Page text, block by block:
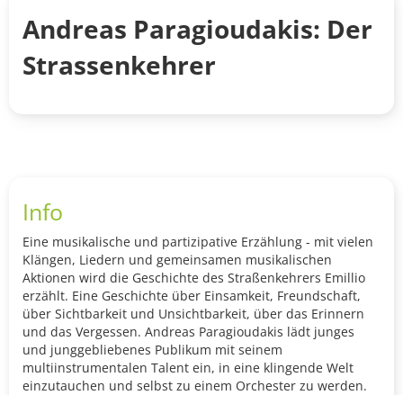
Andreas Paragioudakis: Der
Strassenkehrer
Info
Eine musikalische und partizipative Erzählung - mit vielen
Klängen, Liedern und gemeinsamen musikalischen
Aktionen wird die Geschichte des Straßenkehrers Emillio
erzählt. Eine Geschichte über Einsamkeit, Freundschaft,
über Sichtbarkeit und Unsichtbarkeit, über das Erinnern
und das Vergessen. Andreas Paragioudakis lädt junges
und junggebliebenes Publikum mit seinem
multiinstrumentalen Talent ein, in eine klingende Welt
einzutauchen und selbst zu einem Orchester zu werden.